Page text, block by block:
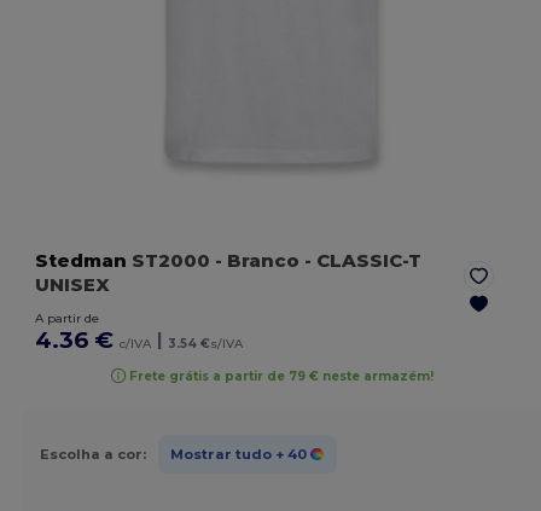
Stedman ST2000 - Branco - CLASSIC-T
UNISEX
A partir de
4.36 € c/IVA | 3.54 €s/IVA
Frete grátis a partir de 79 € neste armazém!
Escolha a cor: Mostrar tudo + 40